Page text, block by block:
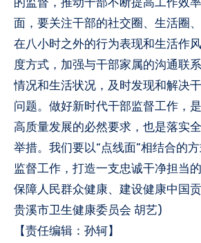
面，要关注干部的社交圈、生活圈
在八小时之外的行为表现和生活作
度方式，加强与干部家属的沟通联
情况和生活状况，及时发现和解决
问题。做好新时代干部监督工作，
高质量发展的必然要求，也是落实
举措。我们要以“点线面”相结合的
监督工作，打造一支忠诚干净担当
保障人民群众健康、建设健康中国
贵溪市卫生健康委员会 胡艺)
【责任编辑：孙轲】